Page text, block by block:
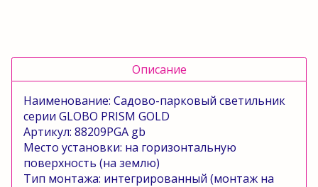
Описание
Наименование: Садово-парковый светильник
серии GLOBO PRISM GOLD
Артикул: 88209PGA gb
Место установки: на горизонтальную
поверхность (на землю)
Тип монтажа: интегрированный (монтаж на